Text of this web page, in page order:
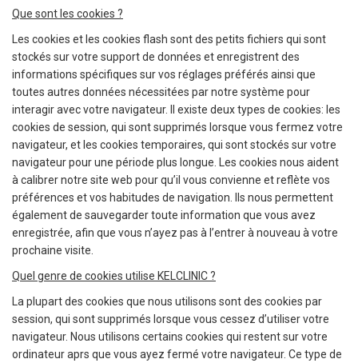
Que sont les cookies ?
Les cookies et les cookies flash sont des petits fichiers qui sont
stockés sur votre support de données et enregistrent des
informations spécifiques sur vos réglages préférés ainsi que
toutes autres données nécessitées par notre système pour
interagir avec votre navigateur. Il existe deux types de cookies: les
cookies de session, qui sont supprimés lorsque vous fermez votre
navigateur, et les cookies temporaires, qui sont stockés sur votre
navigateur pour une période plus longue. Les cookies nous aident
à calibrer notre site web pour qu’il vous convienne et reflète vos
préférences et vos habitudes de navigation. Ils nous permettent
également de sauvegarder toute information que vous avez
enregistrée, afin que vous n’ayez pas à l’entrer à nouveau à votre
prochaine visite.
Quel genre de cookies utilise KELCLINIC ?
La plupart des cookies que nous utilisons sont des cookies par
session, qui sont supprimés lorsque vous cessez d’utiliser votre
navigateur. Nous utilisons certains cookies qui restent sur votre
ordinateur aprs que vous ayez fermé votre navigateur. Ce type de